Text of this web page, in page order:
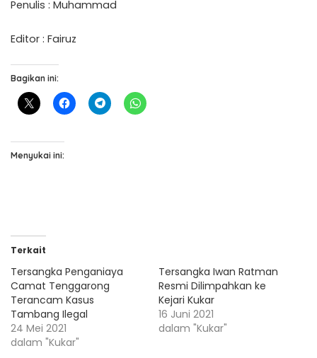
Penulis : Muhammad
Editor : Fairuz
Bagikan ini:
Menyukai ini:
Terkait
Tersangka Penganiaya
Camat Tenggarong
Terancam Kasus
Tambang Ilegal
24 Mei 2021
dalam "Kukar"
Tersangka Iwan Ratman
Resmi Dilimpahkan ke
Kejari Kukar
16 Juni 2021
dalam "Kukar"